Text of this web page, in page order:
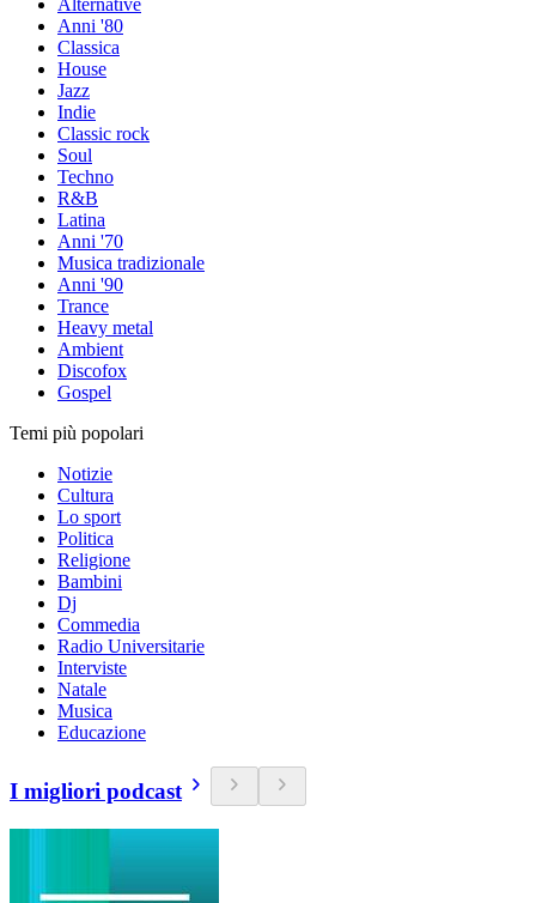
Alternative
Anni '80
Classica
House
Jazz
Indie
Classic rock
Soul
Techno
R&B
Latina
Anni '70
Musica tradizionale
Anni '90
Trance
Heavy metal
Ambient
Discofox
Gospel
Temi più popolari
Notizie
Cultura
Lo sport
Politica
Religione
Bambini
Dj
Commedia
Radio Universitarie
Interviste
Natale
Musica
Educazione
I migliori podcast